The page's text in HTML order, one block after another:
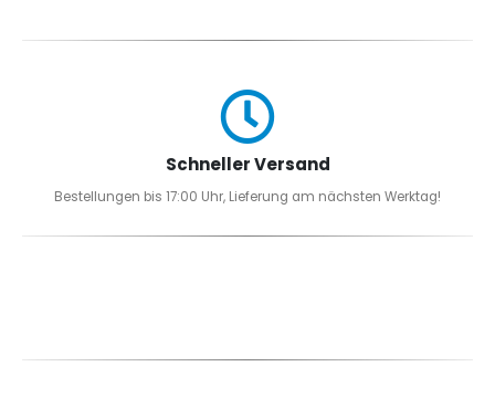
Schneller Versand
Bestellungen bis 17:00 Uhr, Lieferung am nächsten Werktag!